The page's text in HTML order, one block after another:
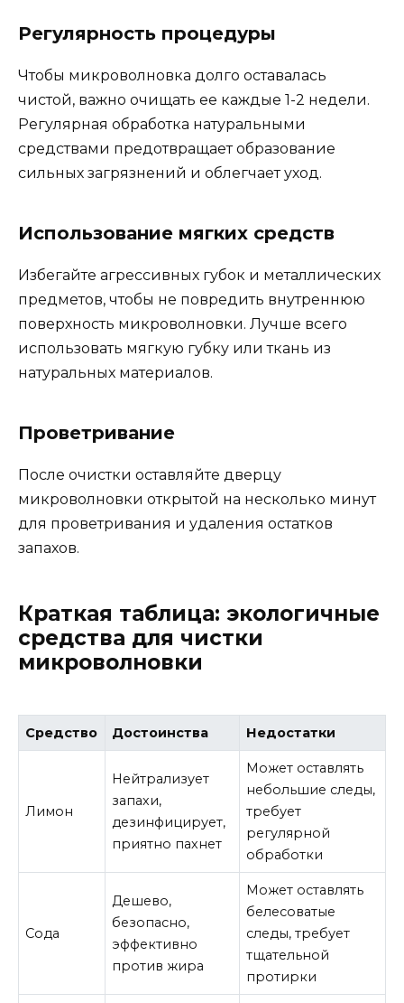
Регулярность процедуры
Чтобы микроволновка долго оставалась
чистой, важно очищать ее каждые 1-2 недели.
Регулярная обработка натуральными
средствами предотвращает образование
сильных загрязнений и облегчает уход.
Использование мягких средств
Избегайте агрессивных губок и металлических
предметов, чтобы не повредить внутреннюю
поверхность микроволновки. Лучше всего
использовать мягкую губку или ткань из
натуральных материалов.
Проветривание
После очистки оставляйте дверцу
микроволновки открытой на несколько минут
для проветривания и удаления остатков
запахов.
Краткая таблица: экологичные
средства для чистки
микроволновки
Средство Достоинства Недостатки
Лимон
Нейтрализует
запахи,
дезинфицирует,
приятно пахнет
Может оставлять
небольшие следы,
требует
регулярной
обработки
Сода
Дешево,
безопасно,
эффективно
против жира
Может оставлять
белесоватые
следы, требует
тщательной
протирки